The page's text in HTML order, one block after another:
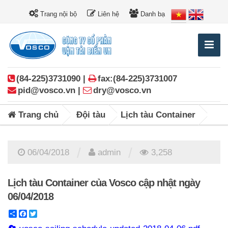
Trang nội bộ Liên hệ Danh bạ
(84-225)3731090 |
fax:(84-225)3731007
pid@vosco.vn |
dry@vosco.vn
Trang chủ Đội tàu Lịch tàu Container
06/04/2018 admin 3,258
Lịch tàu Container của Vosco cập nhật ngày
06/04/2018
ShareFacebook